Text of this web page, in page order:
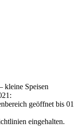
kleine Speisen
geöffnet bis 01
eingehalten.